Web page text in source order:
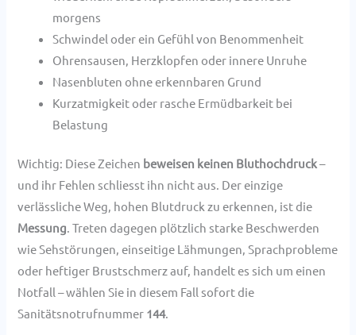
morgens
Schwindel oder ein Gefühl von Benommenheit
Ohrensausen, Herzklopfen oder innere Unruhe
Nasenbluten ohne erkennbaren Grund
Kurzatmigkeit oder rasche Ermüdbarkeit bei
Belastung
Wichtig: Diese Zeichen beweisen keinen Bluthochdruck–
und ihr Fehlen schliesst ihn nicht aus. Der einzige
verlässliche Weg, hohen Blutdruck zu erkennen, ist die
Messung. Treten dagegen plötzlich starke Beschwerden
wie Sehstörungen, einseitige Lähmungen, Sprachprobleme
oder heftiger Brustschmerz auf, handelt es sich um einen
Notfall – wählen Sie in diesem Fall sofort die
Sanitätsnotrufnummer 144.